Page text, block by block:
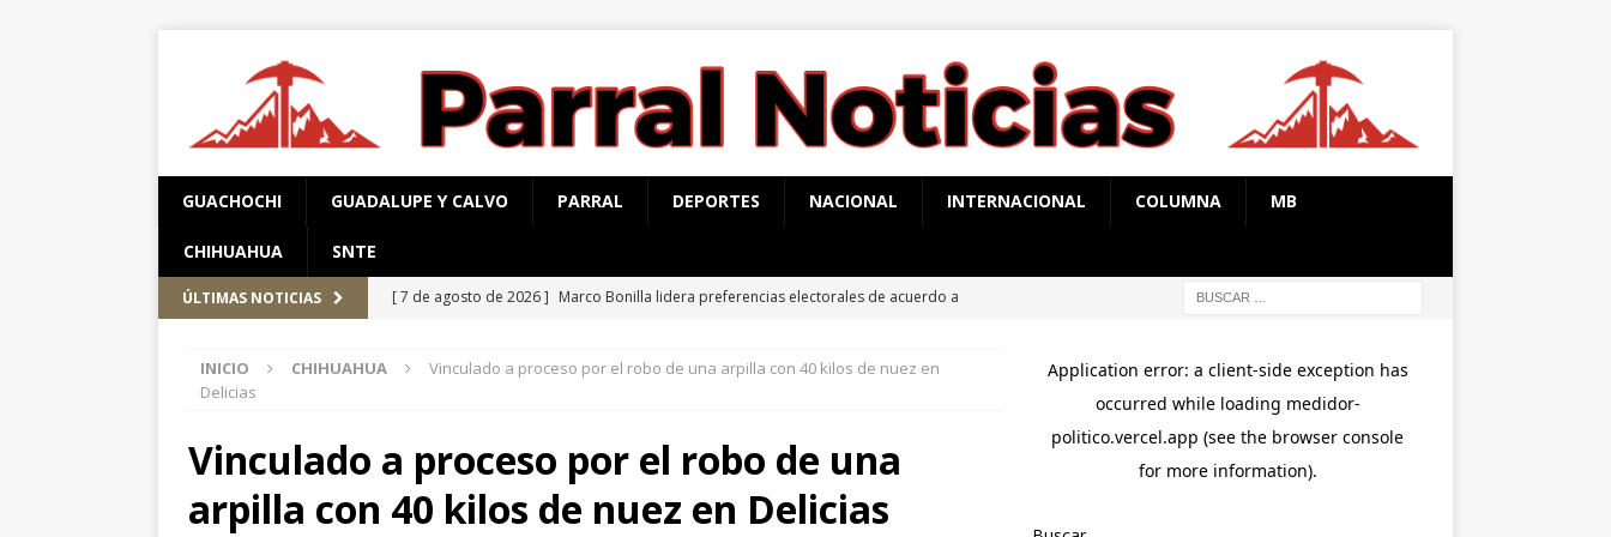
GUACHOCHI GUADALUPE Y CALVO PARRAL DEPORTES NACIONAL INTERNACIONAL COLUMNA MB
CHIHUAHUA SNTE
ÚLTIMAS NOTICIAS [ 7 de agosto de 2026 ] Marco Bonilla lidera preferencias electorales de acuerdo a
[ 6 de agosto de 2026 ] Pronostican lluvias muy fuertes y tormentas eléctricas en la
[ 8 de agosto de 2026 ]
*Pasaje al pasado *Se acabó la brigada *Del sueño al
respaldo
CHIHUAHUA MARCO BONILLA
INICIO CHIHUAHUA
Vinculado a proceso por el robo de una arpilla con 40 kilos de nuez en
Delicias
Vinculado a proceso por el robo de una
arpilla con 40 kilos de nuez en Delicias